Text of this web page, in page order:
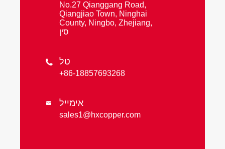
No.27 Qianggang Road,
Qiangjiao Town, Ninghai
County, Ningbo, Zhejiang,
סין
 טל
+86-18857693268
 אימייל
sales1@hxcopper.com